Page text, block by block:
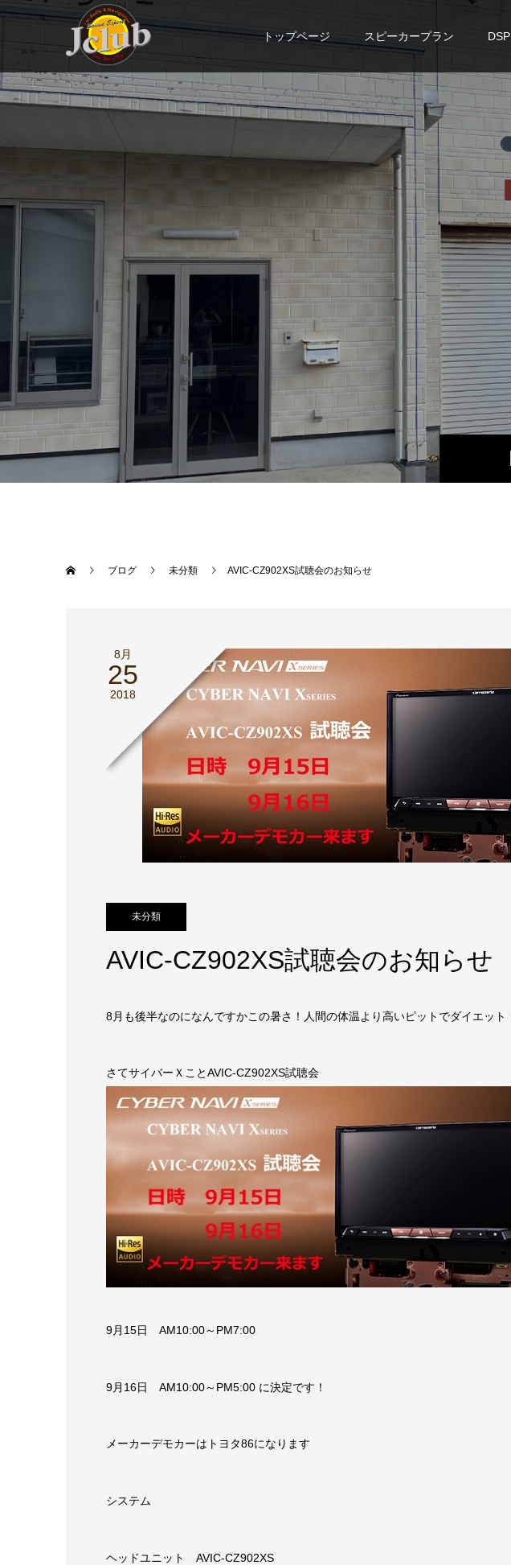
トップページ スピーカープラン
ブログ 未分類 AVIC-CZ902XS試聴会のお知らせ
8月
25
2018
未分類
AVIC-CZ902XS試聴会のお知らせ
8月も後半なのになんですかこの暑さ！人間の体温より高いピットでダイエット
さてサイバーＸことAVIC-CZ902XS試聴会
9月15日 AM10:00～PM7:00
9月16日 AM10:00～PM5:00 に決定です！
メーカーデモカーはトヨタ86になります
システム
ヘッドユニット AVIC-CZ902XS